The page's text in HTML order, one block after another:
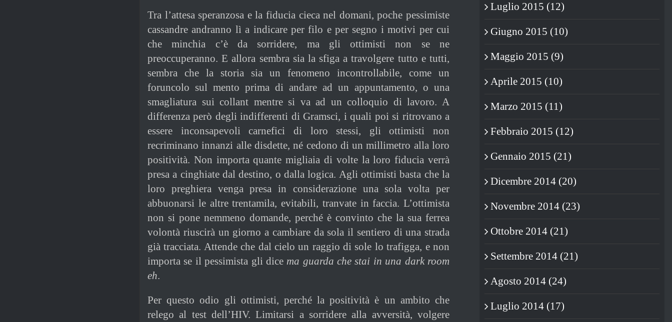
Tra l’attesa speranzosa e la fiducia cieca nel domani, poche pessimiste
cassandre andranno lì a indicare per filo e per segno i motivi per cui
che minchia c’è da sorridere, ma gli ottimisti non se ne
preoccuperanno. E allora sembra sia la sfiga a travolgere tutto e tutti,
sembra che la storia sia un fenomeno incontrollabile, come un
foruncolo sul mento prima di andare ad un appuntamento, o una
smagliatura sui collant mentre si va ad un colloquio di lavoro. A
differenza però degli indifferenti di Gramsci, i quali poi si ritrovano a
essere inconsapevoli carnefici di loro stessi, gli ottimisti non
recriminano innanzi alle disdette, né cedono di un millimetro alla loro
positività. Non importa quante migliaia di volte la loro fiducia verrà
presa a cinghiate dal destino, o dalla logica. Agli ottimisti basta che la
loro preghiera venga presa in considerazione una sola volta per
abbuonarsi le altre trentamila, evitabili, tranvate in faccia. L’ottimista
non si pone nemmeno domande, perché è convinto che la sua ferrea
volontà riuscirà un giorno a cambiare da sola il sentiero di una strada
già tracciata. Attende che dal cielo un raggio di sole lo trafigga, e non
importa se il pessimista gli dice ma guarda che stai in una dark room
eh.
Per questo odio gli ottimisti, perché la positività è un ambito che
relego al test dell’HIV. Limitarsi a sorridere alla avversità, volgere
Luglio 2015 (12)
Giugno 2015 (10)
Maggio 2015 (9)
Aprile 2015 (10)
Marzo 2015 (11)
Febbraio 2015 (12)
Gennaio 2015 (21)
Dicembre 2014 (20)
Novembre 2014 (23)
Ottobre 2014 (21)
Settembre 2014 (21)
Agosto 2014 (24)
Luglio 2014 (17)